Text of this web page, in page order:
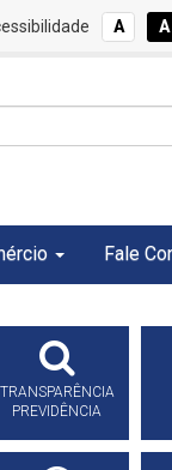
A A
Fale
TRANSPARÊNCIA
PREVIDÊNCIA